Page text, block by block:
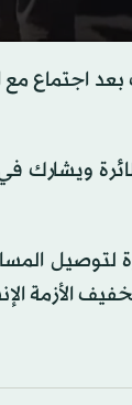
اجتماع مع
ويشارك
الأزمة